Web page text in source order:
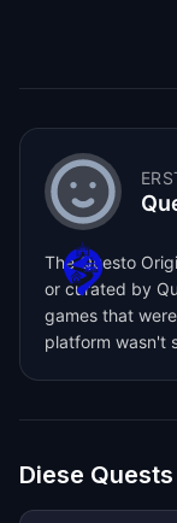
The Questo
or curated by
games that
platform wasn't
Diese